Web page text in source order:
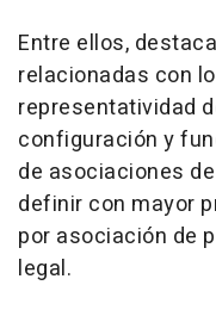
Entre ellos,
relacionadas con
representatividad
configuración y
de asociaciones
definir con mayor
por asociación de
legal.